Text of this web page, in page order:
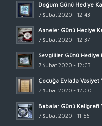
Doğum Günü Hediye
7 Şubat 2020 - 12:43
Anneler Günü Hediye
7 Şubat 2020 - 12:37
Sevgililer Günü Hediye
7 Şubat 2020 - 12:03
Çocuğa Evlada Vasiyet
7 Şubat 2020 - 12:00
Babalar Günü Kaligrafi
7 Şubat 2020 - 11:56